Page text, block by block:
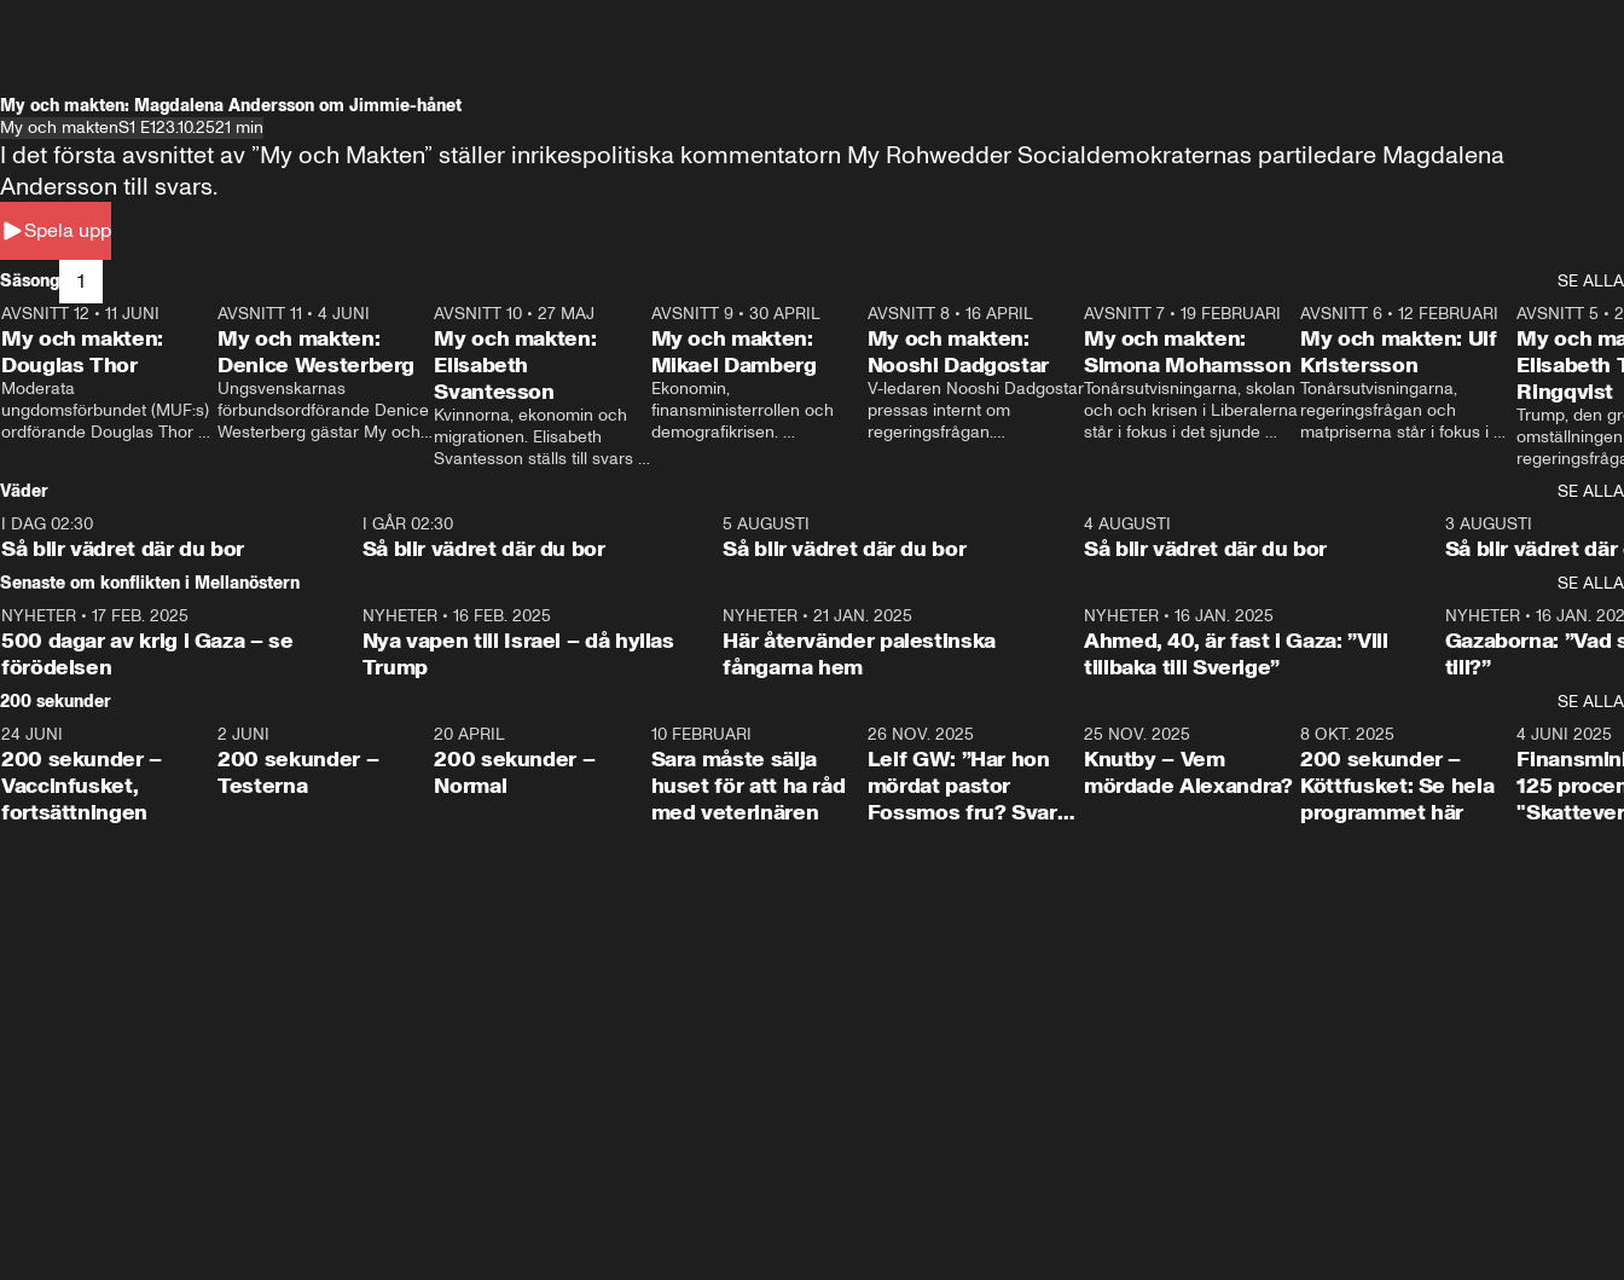
My och makten: Magdalena Andersson om Jimmie-hånet
My och maktenS1 E123.10.2521 min
Spela upp
I det första avsnittet av ”My och Makten” ställer inrikespolitiska kommentatorn My Rohwedder Socialdemokraternas partiledare Magdalena
Andersson till svars.
Säsong 1
SE ALLA
26:27
AVSNITT 12 • 11 JUNI
My och makten:
Douglas Thor
Moderata
ungdomsförbundet (MUF:s)
ordförande Douglas Thor
tonårsutvisningarna och hur
Moderaterna ska locka
väljare till valet i höst.
23:40
AVSNITT 11 •4 JUNI
My och makten:
Denice Westerberg
Ungsvenskarnas
förbundsordförande Denice
Westerberg gästar My och
AVSNITT 10 •27 MAJ
My och makten:
Elisabeth
Svantesson
Kvinnorna, ekonomin och
migrationen. Elisabeth
Svantesson ställs till svars
AVSNITT 9• 30 APRIL
My och makten:
Mikael Damberg
Ekonomin,
finansministerrollen och
demografikrisen.
och Makten.
AVSNITT 8• 16 APRIL
My och makten:
Nooshi Dadgostar
V-ledaren Nooshi Dadgostar
pressas internt om
regeringsfrågan.
– Vi ställer upp i val. Ska vi
vara med så sitter vi förstås
24:30
AVSNITT 7• 19 FEBRUARI
My och makten:
Simona Mohamsson
Tonårsutvisningarna, skolan
och och krisen i Liberalerna
står i fokus i det sjunde
kommentator My
Rohwedder ställer
utbildnings- och
Mohamsson till svars.
27:30
AVSNITT 6 •12 FEBRUARI
My och makten: Ulf
Kristersson
Tonårsutvisningarna,
regeringsfrågan och
matpriserna står i fokus i
Rohwedder ställer
statsminister Ulf Kristersson
AVSNITT 5 •
My och
Elisabeth
Ringqvist
Trump, den
centrum i
avsnittet av
Makten”. Se
Aftonbladets
Rohwedder
Thand Ring
Väder
SE ALLA
I DAG 02:30
Så blir vädret där du bor
1:06
I GÅR 02:30
Så blir vädret där du bor
5 AUGUSTI
Så blir vädret där du bor
4 AUGUSTI
Så blir vädret där du bor
3 AUGUSTI
Så blir vädret där
Senaste om konflikten i Mellanöstern
SE ALLA
NYHETER • 17 FEB. 2025
500 dagar av krig i Gaza – se
förödelsen
NYHETER• 16 FEB. 2025
Nya vapen till Israel – då hyllas
Trump
NYHETER •21 JAN. 2025
Här återvänder palestinska
fångarna hem
NYHETER• 16 JAN. 2025
Ahmed, 40, är fast i Gaza: ”Vill
tillbaka till Sverige”
NYHETER• 16 JAN.
Gazaborna:
till?”
200 sekunder
SE ALLA
5:00
24 JUNI
200 sekunder –
Vaccinfusket,
fortsättningen
4:23
2 JUNI
200 sekunder –
Testerna
20 APRIL
200 sekunder –
Normal
10 FEBRUARI
Sara måste sälja
huset för att ha råd
med veterinären
26 NOV. 2025
Leif GW: ”Har hon
mördat pastor
Fossmos fru? Svar
31:05
25 NOV. 2025
Knutby – Vem
mördade Alexandra?
4:29
8 OKT. 2025
200 sekunder –
Köttfusket: Se hela
programmet här
4 JUNI 2025
125